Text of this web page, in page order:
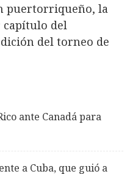
puertorriqueño, la
capítulo del
del torneo de
ante Canadá para
a Cuba, que guió a